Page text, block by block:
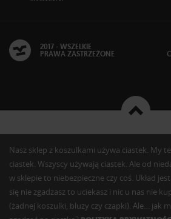
2017 - WSZELKIE
PRAWA ZASTRZEŻONE
Nasz sklep z koszulkami używa ciastek. My
ciastek. Wszyscy używają ciastek. Ale od
w sklepie to niebezpieczne czy coś. Układ
się nie zgadzasz to uciekasz i nic u nas nie
(żadnej koszulki, bluzy czy czapki). Ale… jak